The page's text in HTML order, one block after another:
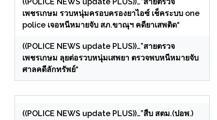
((POLICE NEWS update PLUS))…”สายตรวจ
เพชรเกษม รวบหนุ่มครอบครองยาไอซ์ เช็คระบบ one
police เจอหนีหมายจับ สภ.ขาณุฯ คดียาเสพติด“
((POLICE NEWS update PLUS))…”สายตรวจ
เพชรเกษม ลุยต่อรวบหนุ่มเสพยา ตรวจพบหนีหมายจับ
ศาลคดีลักทรัพย์“
((POLICE NEWS update PLUS))…”สืบ สตม.(ปอพ.)